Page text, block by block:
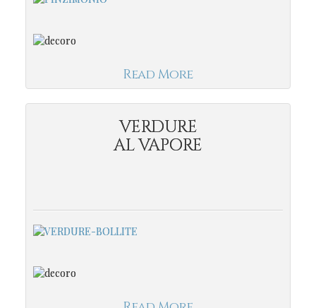
Read More
VERDURE
AL VAPORE